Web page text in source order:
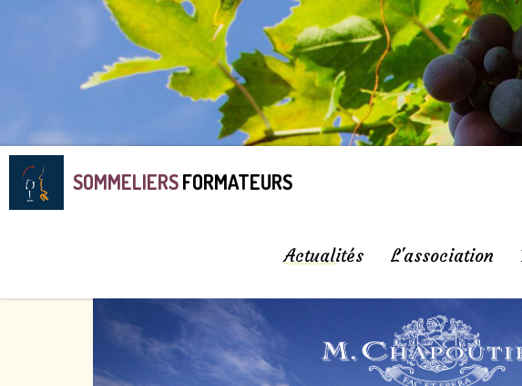
SOMMELIERSFORMATEURS
Actualités L'association